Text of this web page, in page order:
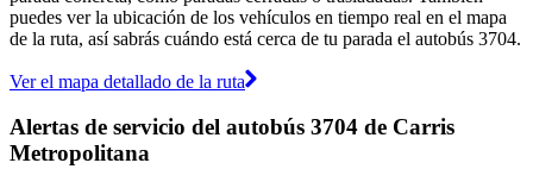
puedes ver la ubicación de los vehículos en tiempo real en el mapa
de la ruta, así sabrás cuándo está cerca de tu parada el autobús 3704.
Ver el mapa detallado de la ruta
Alertas de servicio del autobús 3704 de Carris
Metropolitana